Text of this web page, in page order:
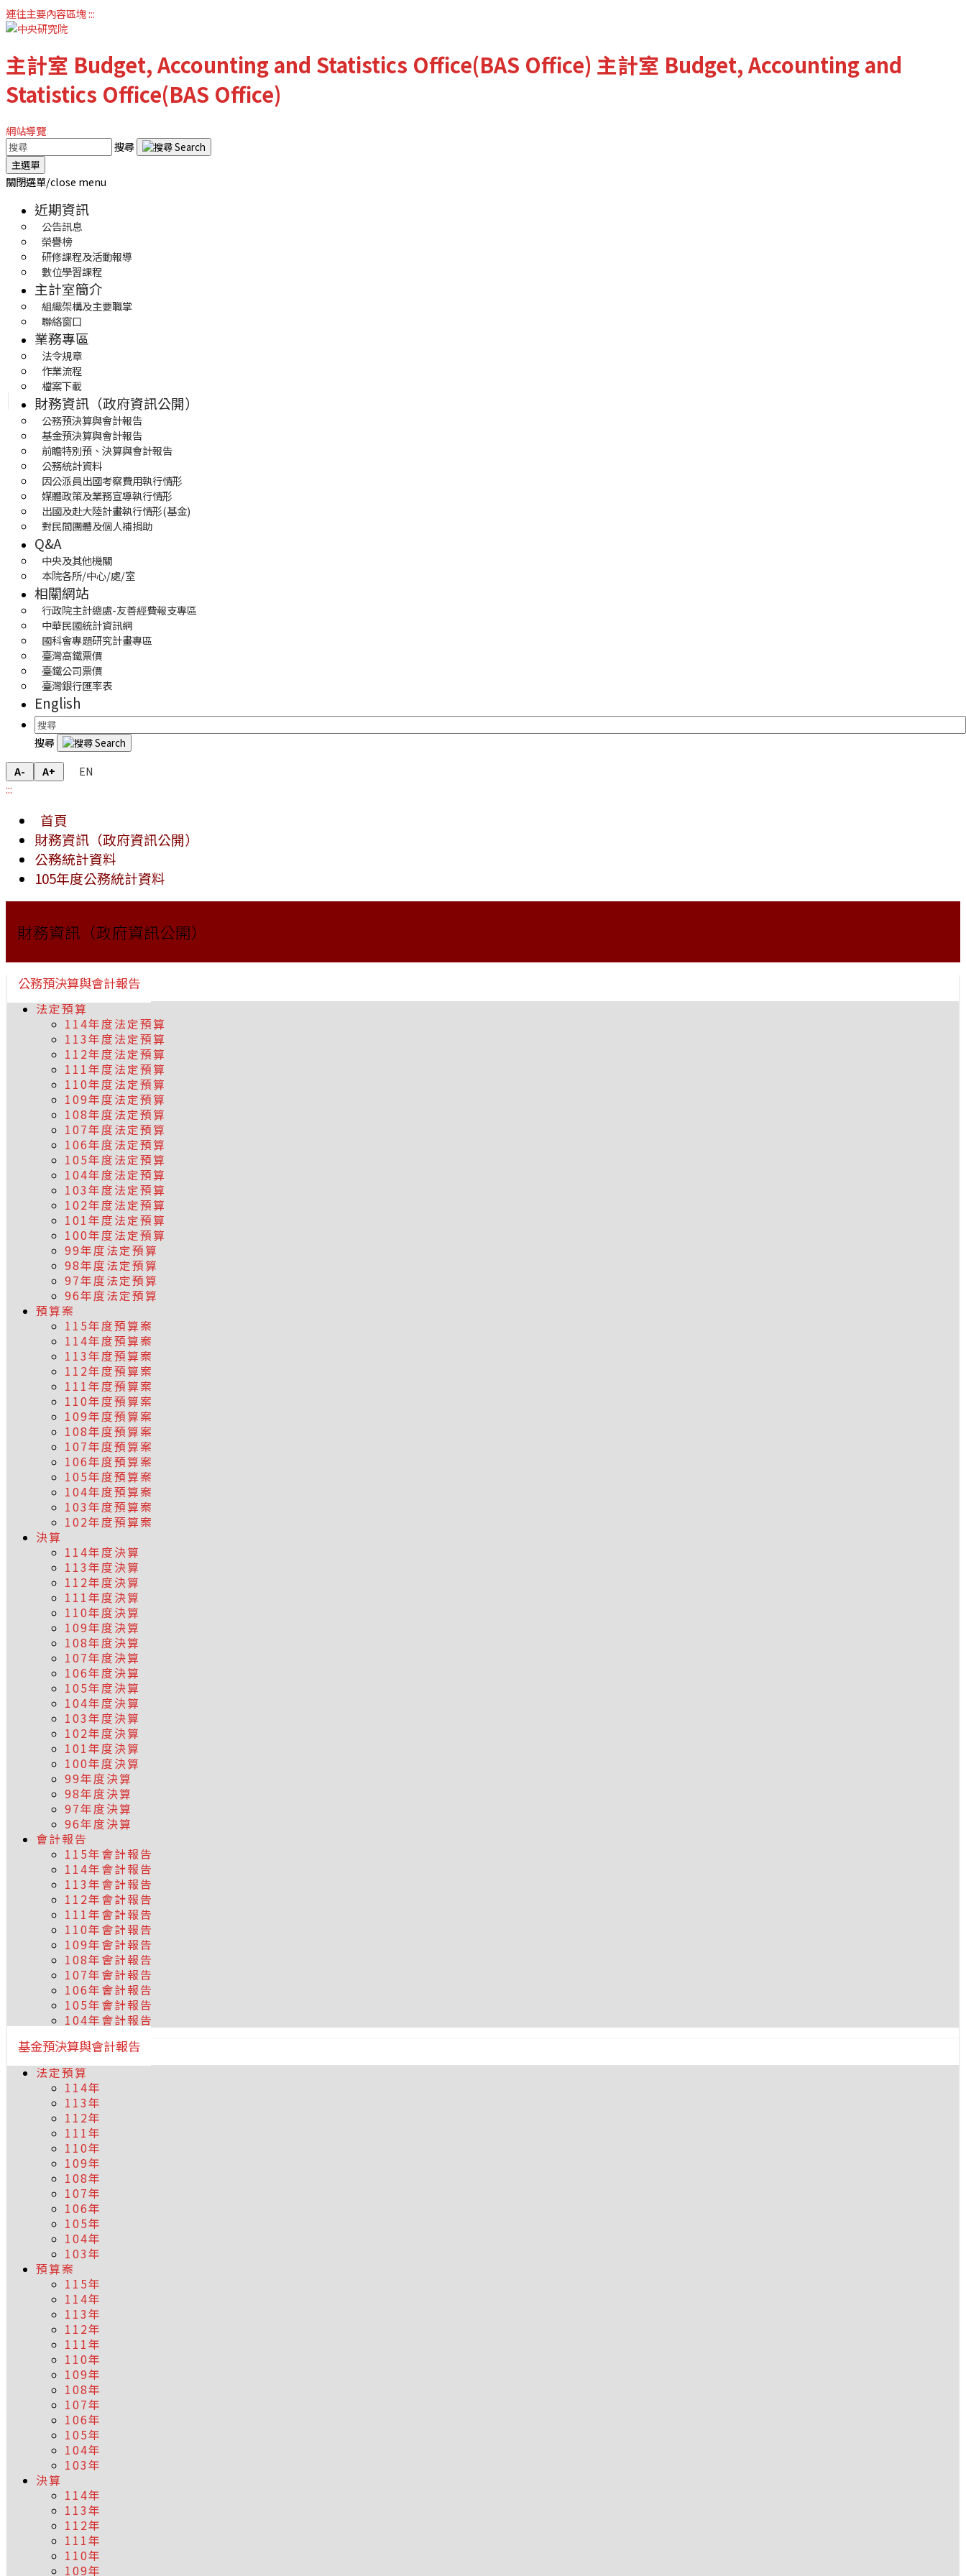
連往主要內容區塊:::
主計室 Budget, Accounting and Statistics Office(BAS Office) 主計室 Budget, Accounting and
Statistics Office(BAS Office)
網站導覽
搜尋
主選單
關閉選單/close menu
近期資訊
公告訊息
榮譽榜
研修課程及活動報導
數位學習課程
主計室簡介
組織架構及主要職掌
聯絡窗口
業務專區
法令規章
作業流程
檔案下載
財務資訊（政府資訊公開）
公務預決算與會計報告
基金預決算與會計報告
前瞻特別預、決算與會計報告
公務統計資料
因公派員出國考察費用執行情形
媒體政策及業務宣導執行情形
出國及赴大陸計畫執行情形(基金)
對民間團體及個人補捐助
Q&A
中央及其他機關
本院各所/中心/處/室
相關網站
行政院主計總處-友善經費報支專區
中華民國統計資訊網
國科會專題研究計畫專區
臺灣高鐵票價
臺鐵公司票價
臺灣銀行匯率表
English
搜尋
A- A+
EN
:::
首頁
財務資訊（政府資訊公開）
公務統計資料
105年度公務統計資料
財務資訊（政府資訊公開）
公務預決算與會計報告
法定預算
114年度法定預算
113年度法定預算
112年度法定預算
111年度法定預算
110年度法定預算
109年度法定預算
108年度法定預算
107年度法定預算
106年度法定預算
105年度法定預算
104年度法定預算
103年度法定預算
102年度法定預算
101年度法定預算
100年度法定預算
99年度法定預算
98年度法定預算
97年度法定預算
96年度法定預算
預算案
115年度預算案
114年度預算案
113年度預算案
112年度預算案
111年度預算案
110年度預算案
109年度預算案
108年度預算案
107年度預算案
106年度預算案
105年度預算案
104年度預算案
103年度預算案
102年度預算案
決算
114年度決算
113年度決算
112年度決算
111年度決算
110年度決算
109年度決算
108年度決算
107年度決算
106年度決算
105年度決算
104年度決算
103年度決算
102年度決算
101年度決算
100年度決算
99年度決算
98年度決算
97年度決算
96年度決算
會計報告
115年會計報告
114年會計報告
113年會計報告
112年會計報告
111年會計報告
110年會計報告
109年會計報告
108年會計報告
107年會計報告
106年會計報告
105年會計報告
104年會計報告
基金預決算與會計報告
法定預算
114年
113年
112年
111年
110年
109年
108年
107年
106年
105年
104年
103年
預算案
115年
114年
113年
112年
111年
110年
109年
108年
107年
106年
105年
104年
103年
決算
114年
113年
112年
111年
110年
109年